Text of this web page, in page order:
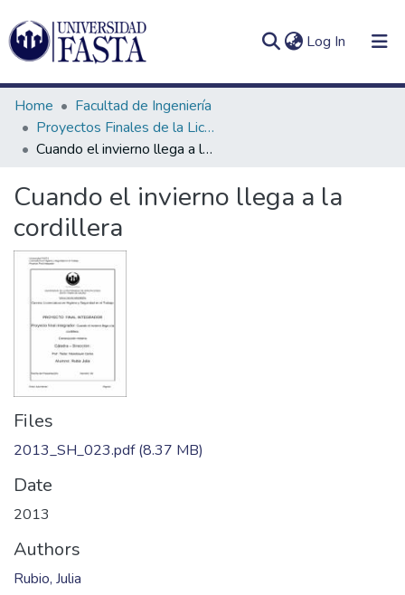
Log In (current)
Communities
&
Collections
All of DSpace
Statistics
In(current)
Home
Facultad de Ingeniería
Proyectos Finales de la Licenciatura en Seguridad e Higiene en el Trabajo
Cuando el invierno llega a la cordillera
Cuando el invierno llega a la
cordillera
Files
2013_SH_023.pdf(8.37 MB)
Date
2013
Authors
Rubio, Julia